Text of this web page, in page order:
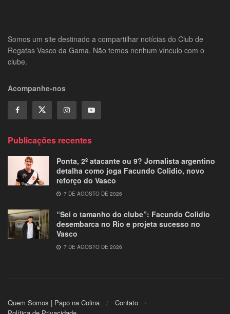
Somos um site destinado a compartilhar notícias do Club de
Regatas Vasco da Gama. Não temos nenhum vínculo com o
clube.
Acompanhe-nos
Publicações recentes
Ponta, 2º atacante ou 9? Jornalista argentino
detalha como joga Facundo Colidio, novo
reforço do Vasco
7 DE AGOSTO DE 2026
“Sei o tamanho do clube”: Facundo Colidio
desembarca no Rio e projeta sucesso no
Vasco
7 DE AGOSTO DE 2026
Quem Somos | Papo na Colina
Contato